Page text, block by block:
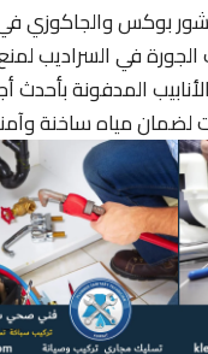
بوكس والجاكوزي
في السراديب
المدفونة
لضمان مياه ساخنة